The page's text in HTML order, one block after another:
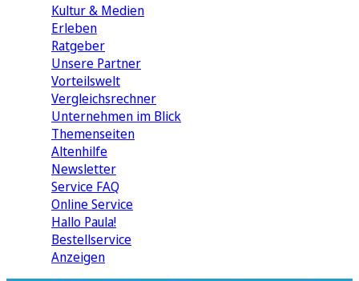
Kultur & Medien
Erleben
Ratgeber
Unsere Partner
Vorteilswelt
Vergleichsrechner
Unternehmen im Blick
Themenseiten
Altenhilfe
Newsletter
Service FAQ
Online Service
Hallo Paula!
Bestellservice
Anzeigen